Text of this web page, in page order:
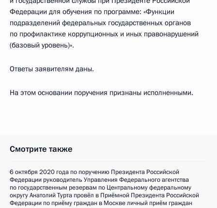
Федерации для обучения по программе: «Функции
подразделений федеральных государственных органов
по профилактике коррупционных и иных правонарушений
(базовый уровень)».
Ответы заявителям даны.
На этом основании поручения признаны исполненными.
Смотрите также
6 октября 2020 года по поручению Президента Российской
Федерации руководитель Управления Федерального агентства
по государственным резервам по Центральному федеральному
округу Анатолий Турта провёл в Приёмной Президента Российской
Федерации по приёму граждан в Москве личный приём граждан